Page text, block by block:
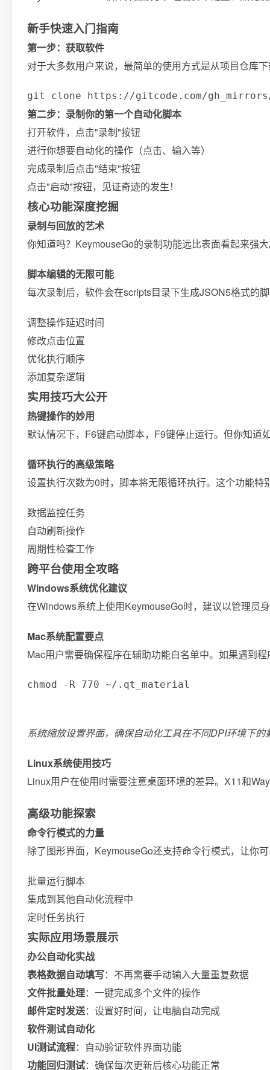
新手快速入门指南
第一步：获取软件
对于大多数用户来说，最简单的使用方式是从项目仓库
git clone https://gitcode.com/gh_mirrors/
第二步：录制你的第一个自动化脚本
打开软件，点击"录制"按钮
进行你想要自动化的操作（点击、输入等）
完成录制后点击"结束"按钮
点击"启动"按钮，见证奇迹的发生！
核心功能深度挖掘
录制与回放的艺术
你知道吗？KeymouseGo的录制功能远比表面看起来强
脚本编辑的无限可能
每次录制后，软件会在scripts目录下生成JSON5格式的
调整操作延迟时间
修改点击位置
优化执行顺序
添加复杂逻辑
实用技巧大公开
热键操作的妙用
默认情况下，F6键启动脚本，F9键停止运行。但你知
循环执行的高级策略
设置执行次数为0时，脚本将无限循环执行。这个功能特
数据监控任务
自动刷新操作
周期性检查工作
跨平台使用全攻略
Windows系统优化建议
在Windows系统上使用KeymouseGo时，建议以管理员
Mac系统配置要点
Mac用户需要确保程序在辅助功能白名单中。如果遇到
chmod -R 770 ~/.qt_material
系统缩放设置界面，确保自动化工具在不同DPI环境下的
Linux系统使用技巧
Linux用户在使用时需要注意桌面环境的差异。X11和
高级功能探索
命令行模式的力量
除了图形界面，KeymouseGo还支持命令行模式，让你
批量运行脚本
集成到其他自动化流程中
定时任务执行
实际应用场景展示
办公自动化实战
表格数据自动填写：不再需要手动输入大量重复数据
文件批量处理：一键完成多个文件的操作
邮件定时发送：设置好时间，让电脑自动完成
软件测试自动化
UI测试流程：自动验证软件界面功能
功能回归测试：确保每次更新后核心功能正常